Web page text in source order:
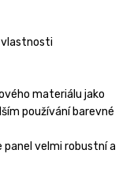
materiálu jako
používání barevné
velmi robustní a